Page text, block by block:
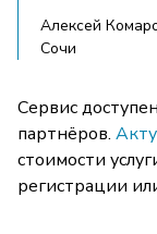
Алексей
Сочи
Сервис
партнёров.
стоимости
регистрации